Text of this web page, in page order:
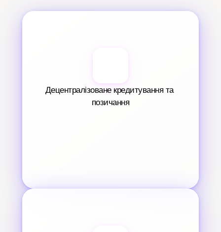
Децентралізоване кредитування та
позичання